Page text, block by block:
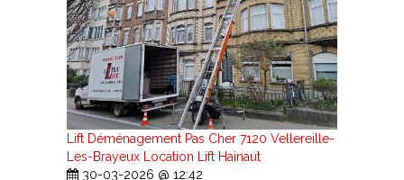
Lift Déménagement Pas Cher 7120 Vellereille-
Les-Brayeux Location Lift Hainaut
30-03-2026 @ 12:42